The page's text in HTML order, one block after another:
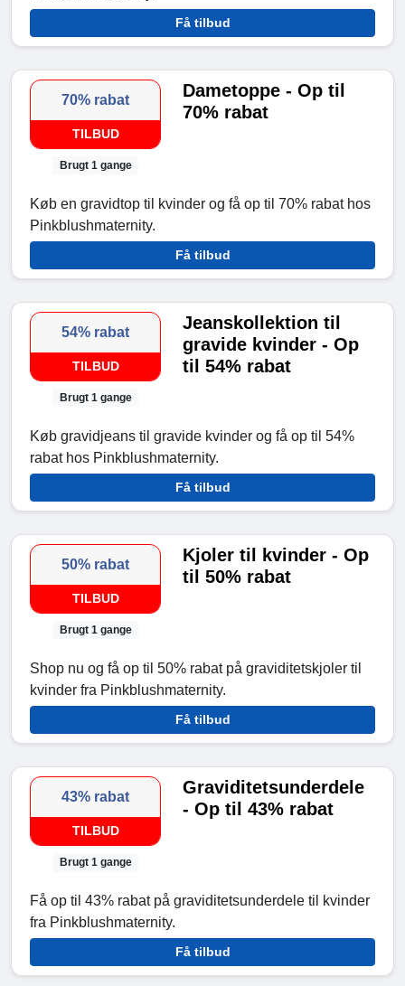
Få tilbud
70% rabat
TILBUD
Brugt 1 gange
Dametoppe - Op til
70% rabat
Køb en gravidtop til kvinder og få op til 70% rabat hos
Pinkblushmaternity.
Få tilbud
54% rabat
TILBUD
Brugt 1 gange
Jeanskollektion til
gravide kvinder - Op
til 54% rabat
Køb gravidjeans til gravide kvinder og få op til 54%
rabat hos Pinkblushmaternity.
Få tilbud
50% rabat
TILBUD
Brugt 1 gange
Kjoler til kvinder - Op
til 50% rabat
Shop nu og få op til 50% rabat på graviditetskjoler til
kvinder fra Pinkblushmaternity.
Få tilbud
43% rabat
TILBUD
Brugt 1 gange
Graviditetsunderdele
- Op til 43% rabat
Få op til 43% rabat på graviditetsunderdele til kvinder
fra Pinkblushmaternity.
Få tilbud